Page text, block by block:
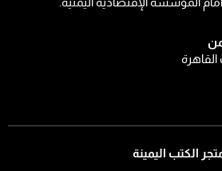
القاهرة
الكتب اليمينة